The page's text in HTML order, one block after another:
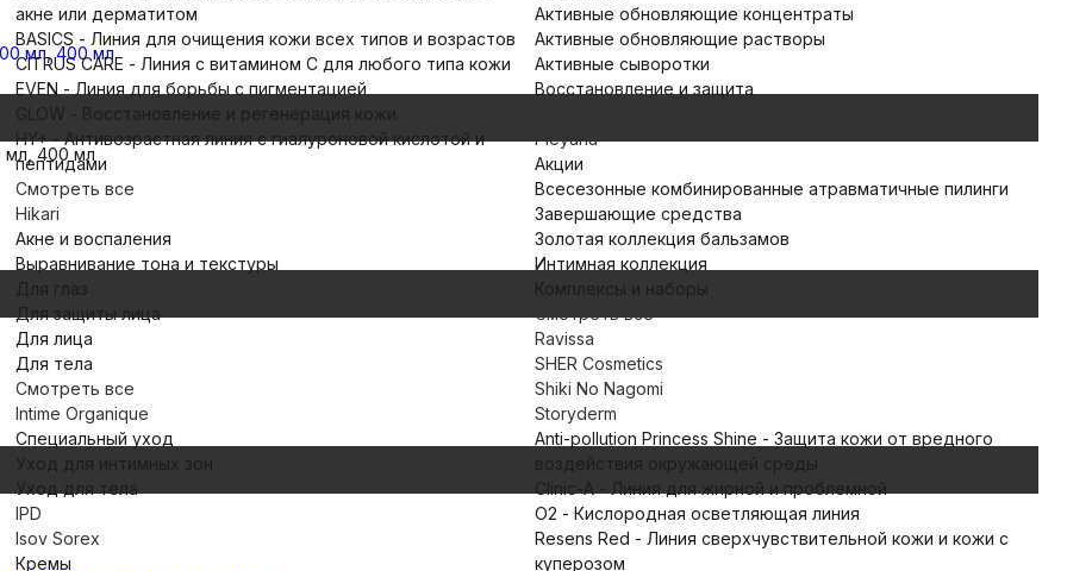
акне или дерматитом
BASICS - Линия для очищения кожи всех типов и возрастов
CITRUS CARE - Линия с витамином С для любого типа кожи
EVEN - Линия для борьбы с пигментацией
GLOW - Восстановление и регенерация кожи
HY+ - Антивозрастная линия с гиалуроновой кислотой и
пептидами
Смотреть все
Hikari
Акне и воспаления
Выравнивание тона и текстуры
Для глаз
Для защиты лица
Для лица
Для тела
Смотреть все
Intime Organique
Специальный уход
Уход для интимных зон
Уход для тела
IPD
Isov Sorex
Кремы
Активные обновляющие концентраты
Активные обновляющие растворы
Активные сыворотки
Восстановление и защита
Pleyana
Акции
Всесезонные комбинированные атравматичные пилинги
Завершающие средства
Золотая коллекция бальзамов
Интимная коллекция
Комплексы и наборы
Смотреть все
Ravissa
SHER Cosmetics
Shiki No Nagomi
Storyderm
Anti-pollution Princess Shine - Защита кожи от вредного
воздействия окружающей среды
Clinic-A - Линия для жирной и проблемной
O2 - Кислородная осветляющая линия
Resens Red - Линия сверхчувствительной кожи и кожи с
куперозом
мл, 400 мл